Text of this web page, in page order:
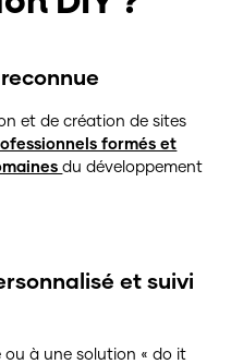
et de création de sites
formés et
du développement
et suivi
à une solution « do it